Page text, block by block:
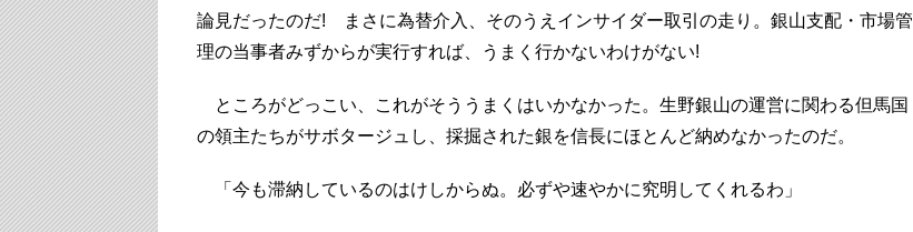
論見だったのだ! まさに為替介入、そのうえインサイダー取引の走り。銀山支配・市場管
理の当事者みずからが実行すれば、うまく行かないわけがない!
ところがどっこい、これがそううまくはいかなかった。生野銀山の運営に関わる但馬国
の領主たちがサボタージュし、採掘された銀を信長にほとんど納めなかったのだ。
「今も滞納しているのはけしからぬ。必ずや速やかに究明してくれるわ」